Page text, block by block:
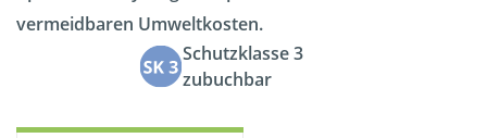
vermeidbaren Umweltkosten.
Schutzklasse 3
zubuchbar